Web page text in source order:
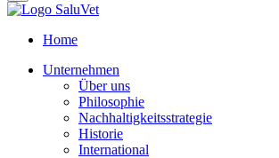
Home
Unternehmen
Über uns
Philosophie
Nachhaltigkeitsstrategie
Historie
International